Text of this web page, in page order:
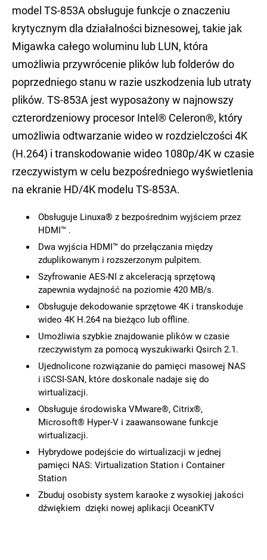
model TS-853A obsługuje funkcje o znaczeniu
krytycznym dla działalności biznesowej, takie jak
Migawka całego woluminu lub LUN, która
umożliwia przywrócenie plików lub folderów do
poprzedniego stanu w razie uszkodzenia lub utraty
plików. TS-853A jest wyposażony w najnowszy
czterordzeniowy procesor Intel® Celeron®, który
umożliwia odtwarzanie wideo w rozdzielczości 4K
(H.264) i transkodowanie wideo 1080p/4K w czasie
rzeczywistym w celu bezpośredniego wyświetlenia
na ekranie HD/4K modelu TS-853A.
Obsługuje Linuxa® z bezpośrednim wyjściem przez
HDMI™ .
Dwa wyjścia HDMI™ do przełączania między
zduplikowanym i rozszerzonym pulpitem.
Szyfrowanie AES-NI z akceleracją sprzętową
zapewnia wydajność na poziomie 420 MB/s.
Obsługuje dekodowanie sprzętowe 4K i transkoduje
wideo 4K H.264 na bieżąco lub offline.
Umożliwia szybkie znajdowanie plików w czasie
rzeczywistym za pomocą wyszukiwarki Qsirch 2.1.
Ujednolicone rozwiązanie do pamięci masowej NAS
i iSCSI-SAN, które doskonale nadaje się do
wirtualizacji.
Obsługuje środowiska VMware®, Citrix®,
Microsoft® Hyper-V i zaawansowane funkcje
wirtualizacji.
Hybrydowe podejście do wirtualizacji w jednej
pamięci NAS: Virtualization Station i Container
Station
Zbuduj osobisty system karaoke z wysokiej jakości
dźwiękiem dzięki nowej aplikacji OceanKTV